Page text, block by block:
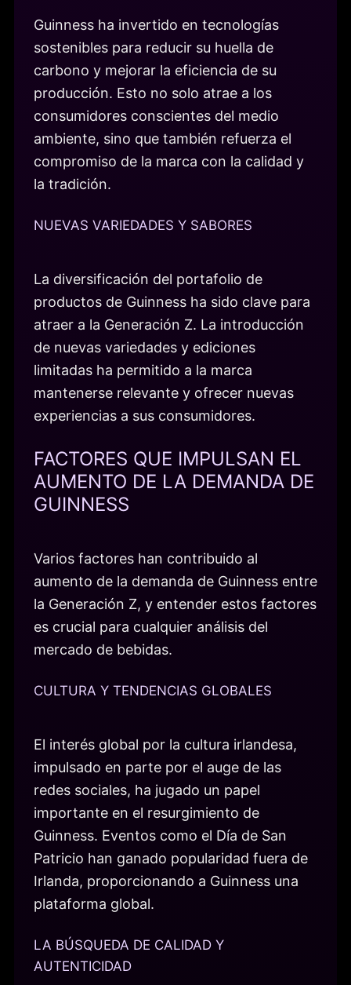
Guinness ha invertido en tecnologías
sostenibles para reducir su huella de
carbono y mejorar la eficiencia de su
producción. Esto no solo atrae a los
consumidores conscientes del medio
ambiente, sino que también refuerza el
compromiso de la marca con la calidad y
la tradición.
NUEVAS VARIEDADES Y SABORES
La diversificación del portafolio de
productos de Guinness ha sido clave para
atraer a la Generación Z. La introducción
de nuevas variedades y ediciones
limitadas ha permitido a la marca
mantenerse relevante y ofrecer nuevas
experiencias a sus consumidores.
FACTORES QUE IMPULSAN EL
AUMENTO DE LA DEMANDA DE
GUINNESS
Varios factores han contribuido al
aumento de la demanda de Guinness entre
la Generación Z, y entender estos factores
es crucial para cualquier análisis del
mercado de bebidas.
CULTURA Y TENDENCIAS GLOBALES
El interés global por la cultura irlandesa,
impulsado en parte por el auge de las
redes sociales, ha jugado un papel
importante en el resurgimiento de
Guinness. Eventos como el Día de San
Patricio han ganado popularidad fuera de
Irlanda, proporcionando a Guinness una
plataforma global.
LA BÚSQUEDA DE CALIDAD Y
AUTENTICIDAD